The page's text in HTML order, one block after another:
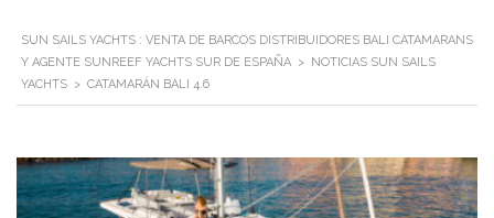
SUN SAILS YACHTS : VENTA DE BARCOS DISTRIBUIDORES BALI CATAMARANS
Y AGENTE SUNREEF YACHTS SUR DE ESPAÑA >
NOTICIAS SUN SAILS
YACHTS > CATAMARÁN BALI 4.6